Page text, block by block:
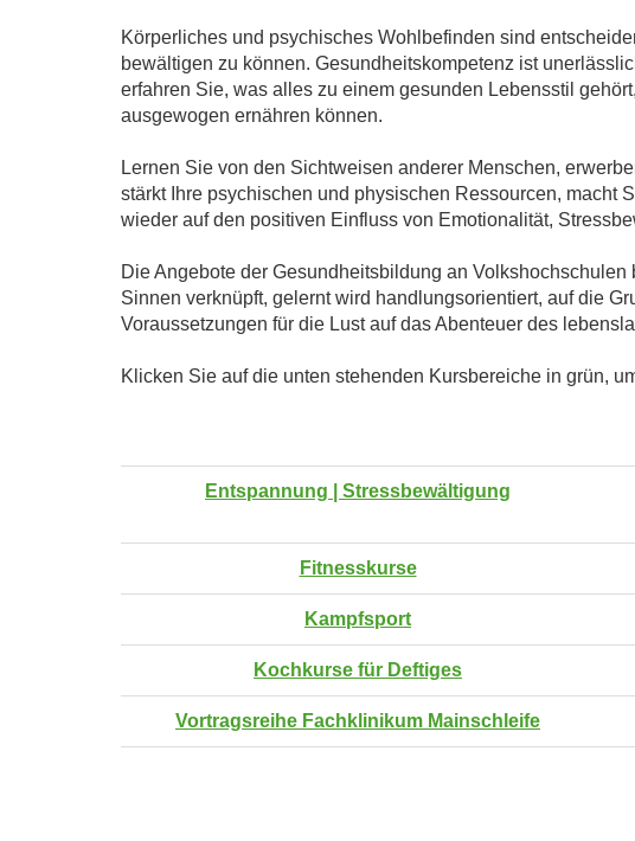
Körperliches und psychisches Wohlbefinden sind
bewältigen zu können. Gesundheitskompetenz ist
erfahren Sie, was alles zu einem gesunden Lebensstil
ausgewogen ernähren können.
Lernen Sie von den Sichtweisen anderer Menschen,
stärkt Ihre psychischen und physischen Ressourcen, macht
wieder auf den positiven Einfluss von Emotionalität,
Die Angebote der Gesundheitsbildung an
Sinnen verknüpft, gelernt wird handlungsorientiert, auf die
Voraussetzungen für die Lust auf das Abenteuer des
Klicken Sie auf die unten stehenden Kursbereiche in grün,
Entspannung | Stressbewältigung
Fitnesskurse
Kampfsport
Kochkurse für Deftiges
Vortragsreihe Fachklinikum Mainschleife